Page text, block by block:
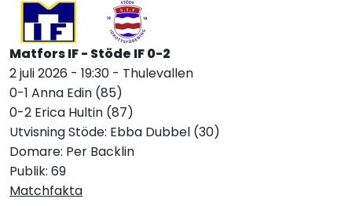
Matfors IF - Stöde IF 0-2
2 juli 2026 - 19:30 - Thulevallen
0-1 Anna Edin (85)
0-2 Erica Hultin (87)
Utvisning Stöde: Ebba Dubbel (30)
Domare: Per Backlin
Publik: 69
Matchfakta